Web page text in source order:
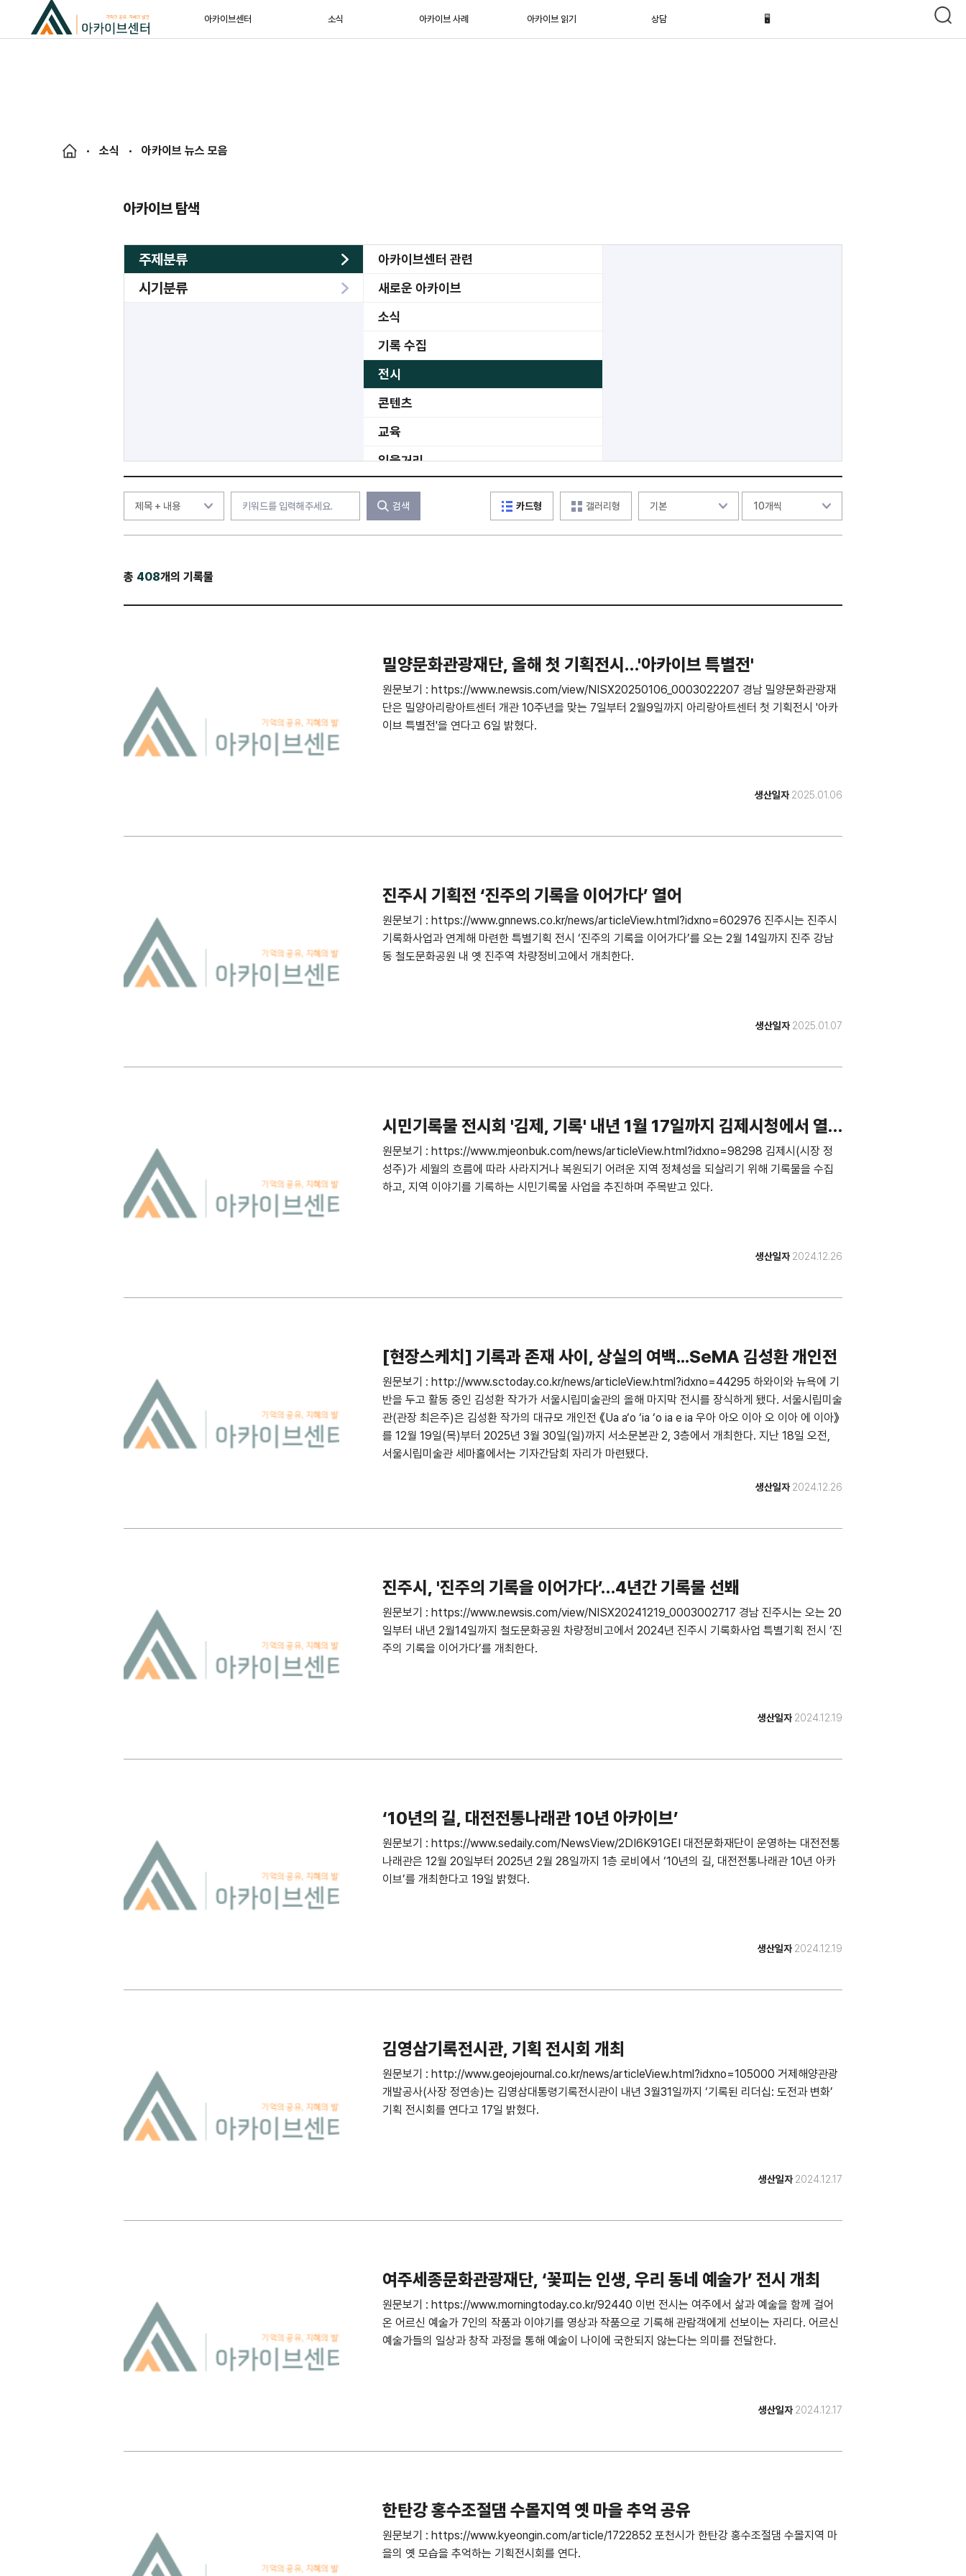
아카이브센터 소식 아카이브 사례 아카이브 읽기 상담 🖥️
소식 아카이브 뉴스 모음
아카이브 탐색
주제분류
아카이브센터 관련
새로운 아카이브
소식
기록 수집
전시
콘텐츠
교육
읽을거리
공공
수상
시기분류
검색 카드형 갤러리형
총 408개의 기록물
밀양문화관광재단, 올해 첫 기획전시…'아카이브 특별전'
원문보기 : https://www.newsis.com/view/NISX20250106_0003022207 경남 밀양문화관광재
단은 밀양아리랑아트센터 개관 10주년을 맞는 7일부터 2월9일까지 아리랑아트센터 첫 기획전시 '아카
이브 특별전'을 연다고 6일 밝혔다.
생산일자 2025.01.06
진주시 기획전 ‘진주의 기록을 이어가다’ 열어
원문보기 : https://www.gnnews.co.kr/news/articleView.html?idxno=602976 진주시는 진주시
기록화사업과 연계해 마련한 특별기획 전시 ‘진주의 기록을 이어가다’를 오는 2월 14일까지 진주 강남
동 철도문화공원 내 옛 진주역 차량정비고에서 개최한다.
생산일자 2025.01.07
시민기록물 전시회 '김제, 기록' 내년 1월 17일까지 김제시청에서 열
려
원문보기 : https://www.mjeonbuk.com/news/articleView.html?idxno=98298 김제시(시장 정
성주)가 세월의 흐름에 따라 사라지거나 복원되기 어려운 지역 정체성을 되살리기 위해 기록물을 수집
하고, 지역 이야기를 기록하는 시민기록물 사업을 추진하며 주목받고 있다.
생산일자 2024.12.26
[현장스케치] 기록과 존재 사이, 상실의 여백...SeMA 김성환 개인전
원문보기 : http://www.sctoday.co.kr/news/articleView.html?idxno=44295 하와이와 뉴욕에 기
반을 두고 활동 중인 김성환 작가가 서울시립미술관의 올해 마지막 전시를 장식하게 됐다. 서울시립미술
관(관장 최은주)은 김성환 작가의 대규모 개인전 《Ua a‘o ‘ia ‘o ia e ia 우아 아오 이아 오 이아 에 이아》
를 12월 19일(목)부터 2025년 3월 30일(일)까지 서소문본관 2, 3층에서 개최한다. 지난 18일 오전,
서울시립미술관 세마홀에서는 기자간담회 자리가 마련됐다.
생산일자 2024.12.26
진주시, '진주의 기록을 이어가다’…4년간 기록물 선봬
원문보기 : https://www.newsis.com/view/NISX20241219_0003002717 경남 진주시는 오는 20
일부터 내년 2월14일까지 철도문화공원 차량정비고에서 2024년 진주시 기록화사업 특별기획 전시 ‘진
주의 기록을 이어가다’를 개최한다.
생산일자 2024.12.19
‘10년의 길, 대전전통나래관 10년 아카이브’
원문보기 : https://www.sedaily.com/NewsView/2DI6K91GEI 대전문화재단이 운영하는 대전전통
나래관은 12월 20일부터 2025년 2월 28일까지 1층 로비에서 ‘10년의 길, 대전전통나래관 10년 아카
이브’를 개최한다고 19일 밝혔다.
생산일자 2024.12.19
김영삼기록전시관, 기획 전시회 개최
원문보기 : http://www.geojejournal.co.kr/news/articleView.html?idxno=105000 거제해양관광
개발공사(사장 정연송)는 김영삼대통령기록전시관이 내년 3월31일까지 ‘기록된 리더십: 도전과 변화’
기획 전시회를 연다고 17일 밝혔다.
생산일자 2024.12.17
여주세종문화관광재단, ‘꽃피는 인생, 우리 동네 예술가’ 전시 개최
원문보기 : https://www.morningtoday.co.kr/92440 이번 전시는 여주에서 삶과 예술을 함께 걸어
온 어르신 예술가 7인의 작품과 이야기를 영상과 작품으로 기록해 관람객에게 선보이는 자리다. 어르신
예술가들의 일상과 창작 과정을 통해 예술이 나이에 국한되지 않는다는 의미를 전달한다.
생산일자 2024.12.17
한탄강 홍수조절댐 수몰지역 옛 마을 추억 공유
원문보기 : https://www.kyeongin.com/article/1722852 포천시가 한탄강 홍수조절댐 수몰지역 마
을의 옛 모습을 추억하는 기획전시회를 연다.